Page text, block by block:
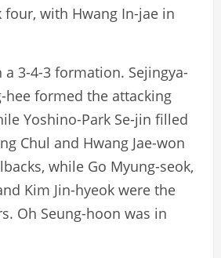
with Hwang In-jae in
a 3-4-3 formation. Sejingya-
hee formed the attacking
Yoshino-Park Se-jin filled
Chul and Hwang Jae-won
while Go Myung-seok,
Kim Jin-hyeok were the
Oh Seung-hoon was in